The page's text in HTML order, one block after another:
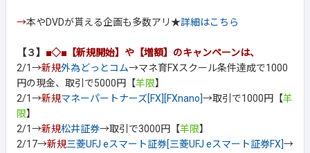
→本やDVDが貰える企画も多数アリ★詳細はこちら
【３】 ■◇■【新規開始】や【増額】のキャンペーンは、
2/1→新規外為どっとコム→マネ育FXスクール条件達成で1000
円の現金、取引で5000円【羊限】
2/1→新規マネーパートナーズ[FX][FXnano]→取引で1000円【羊
限】
2/1→新規松井証券→取引で3000円【羊限】
2/17→新規三菱UFJ eスマート証券[三菱UFJ eスマート証券FX]→